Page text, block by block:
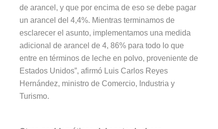
de arancel, y que por encima de eso se debe pagar
un arancel del 4,4%. Mientras terminamos de
esclarecer el asunto, implementamos una medida
adicional de arancel de 4, 86% para todo lo que
entre en términos de leche en polvo, proveniente de
Estados Unidos”, afirmó Luis Carlos Reyes
Hernández, ministro de Comercio, Industria y
Turismo.